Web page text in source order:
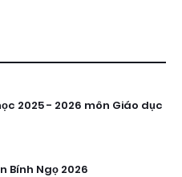
2025 - 2026 môn Giáo dục
Bính Ngọ 2026